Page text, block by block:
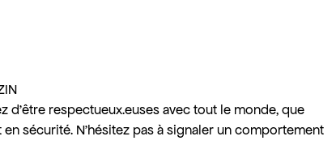
d’être respectueux.euses avec tout le monde, que
en sécurité. N’hésitez pas à signaler un comportement